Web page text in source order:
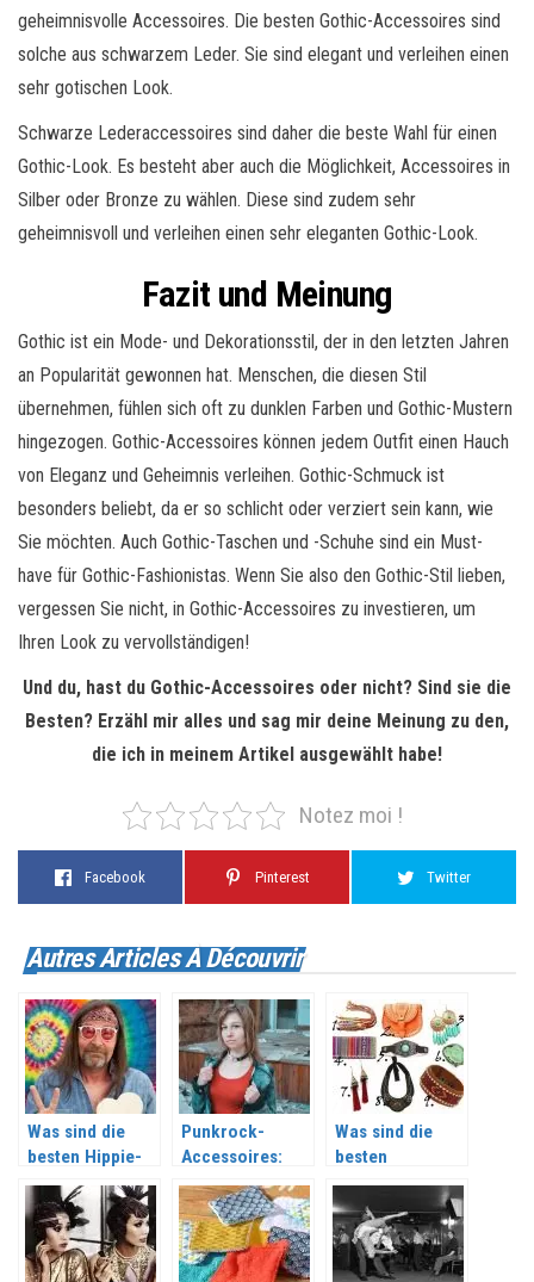
geheimnisvolle Accessoires. Die besten Gothic-Accessoires sind
solche aus schwarzem Leder. Sie sind elegant und verleihen einen
sehr gotischen Look.
Schwarze Lederaccessoires sind daher die beste Wahl für einen
Gothic-Look. Es besteht aber auch die Möglichkeit, Accessoires in
Silber oder Bronze zu wählen. Diese sind zudem sehr
geheimnisvoll und verleihen einen sehr eleganten Gothic-Look.
Fazit und Meinung
Gothic ist ein Mode- und Dekorationsstil, der in den letzten Jahren
an Popularität gewonnen hat. Menschen, die diesen Stil
übernehmen, fühlen sich oft zu dunklen Farben und Gothic-Mustern
hingezogen. Gothic-Accessoires können jedem Outfit einen Hauch
von Eleganz und Geheimnis verleihen. Gothic-Schmuck ist
besonders beliebt, da er so schlicht oder verziert sein kann, wie
Sie möchten. Auch Gothic-Taschen und -Schuhe sind ein Must-
have für Gothic-Fashionistas. Wenn Sie also den Gothic-Stil lieben,
vergessen Sie nicht, in Gothic-Accessoires zu investieren, um
Ihren Look zu vervollständigen!
Und du, hast du Gothic-Accessoires oder nicht? Sind sie die
Besten? Erzähl mir alles und sag mir deine Meinung zu den,
die ich in meinem Artikel ausgewählt habe!
Notez moi !
Facebook Pinterest Twitter
Autres Articles À Découvrir
Was sind die
besten Hippie-
Accessoires?
Punkrock-
Accessoires:
Welche sind die
besten?
Was sind die
besten
ethnischen
Accessoires?